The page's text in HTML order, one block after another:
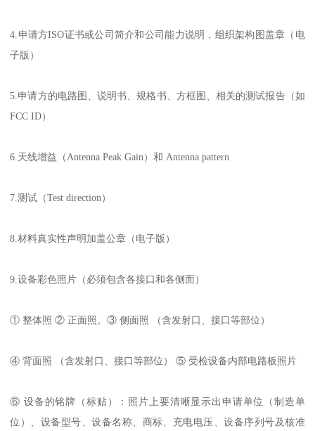
4.申请方ISO证书或公司简介和公司能力说明，组织架构图盖章（电
子版）
5.申请方的电路图、说明书、规格书、方框图、相关的测试报告（如
FCC ID）
6.天线增益（Antenna Peak Gain）和 Antenna pattern
7.测试（Test direction）
8.材料真实性声明加盖公章（电子版）
9.设备彩色照片（必须包含各接口和各侧面）
① 整体照 ② 正面照。③ 侧面照 （含发射口、接口等部位）
④ 背面照 （含发射口、接口等部位） ⑤ 受检设备内部电路板照片
⑥ 设备的铭牌（标贴）：照片上要清晰显示出申请单位（制造单
位）、设备型号、设备名称、商标、充电电压、设备序列号及核准